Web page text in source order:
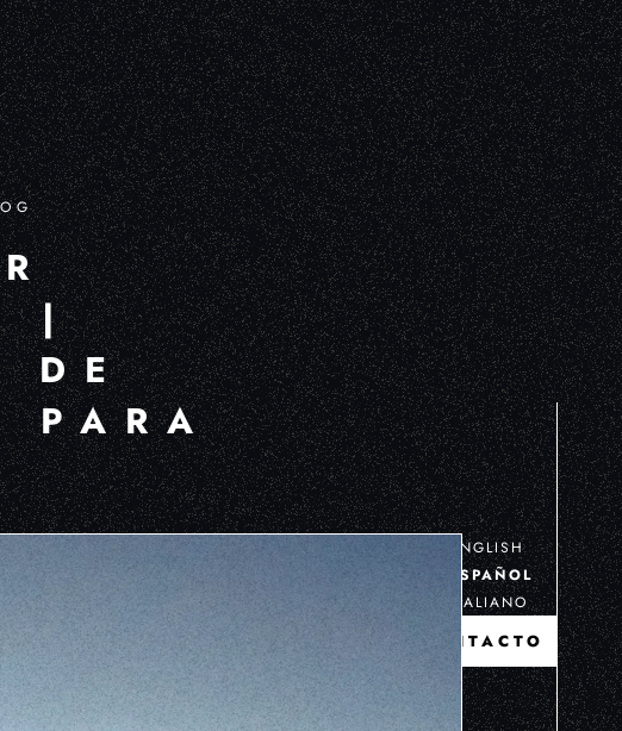
ENGLISH
ESPAÑOL
ITALIANO
CONTACTO
|
DE
PARA